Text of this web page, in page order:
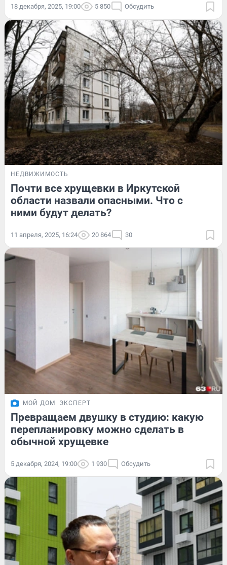
18 декабря, 2025, 19:00 5 850 Обсудить
НЕДВИЖИМОСТЬ
Почти все хрущевки в Иркутской
области назвали опасными. Что с
ними будут делать?
11 апреля, 2025, 16:24 20 864 30
МОЙ ДОМ ЭКСПЕРТ
Превращаем двушку в студию: какую
перепланировку можно сделать в
обычной хрущевке
5 декабря, 2024, 19:00 1 930 Обсудить